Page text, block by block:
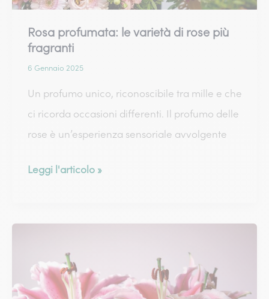
Rosa profumata: le varietà di rose più
fragranti
6 Gennaio 2025
Un profumo unico, riconoscibile tra mille e che
ci ricorda occasioni differenti. Il profumo delle
rose è un’esperienza sensoriale avvolgente
Rosa
rose
più
Leggi l'articolo »